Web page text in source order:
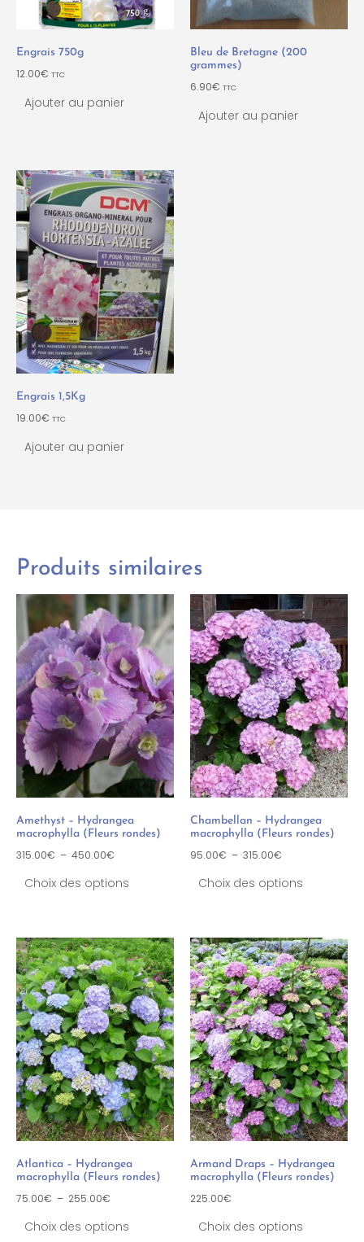
Engrais 750g
12.00€ TTC
Ajouter au panier
Bleu de Bretagne (200
grammes)
6.90€ TTC
Ajouter au panier
Engrais 1,5Kg
19.00€ TTC
Ajouter au panier
Produits similaires
Amethyst – Hydrangea
macrophylla (Fleurs rondes)
315.00€ – 450.00€
Choix des options
Chambellan – Hydrangea
macrophylla (Fleurs rondes)
95.00€ – 315.00€
Choix des options
Atlantica – Hydrangea
macrophylla (Fleurs rondes)
75.00€ – 255.00€
Choix des options
Armand Draps – Hydrangea
macrophylla (Fleurs rondes)
225.00€
Choix des options